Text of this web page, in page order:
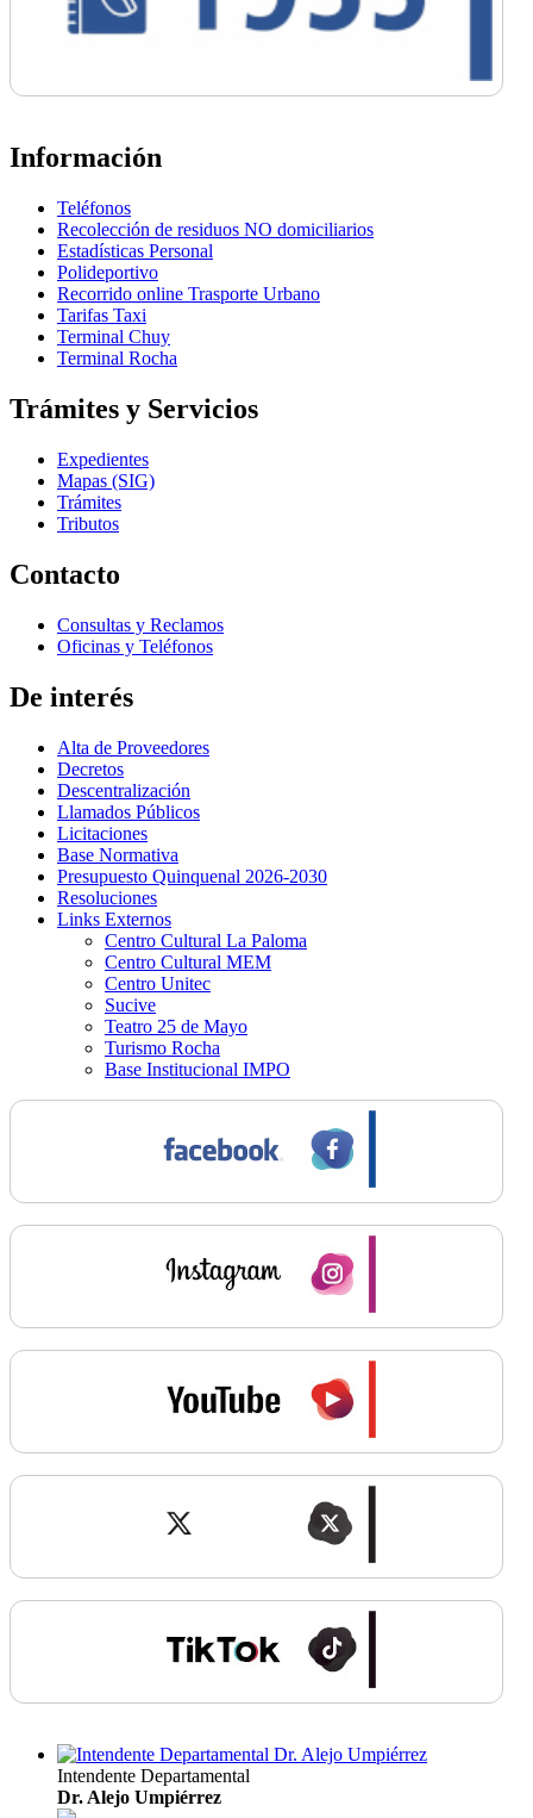
Información
Teléfonos
Recolección de residuos NO domiciliarios
Estadísticas Personal
Polideportivo
Recorrido online Trasporte Urbano
Tarifas Taxi
Terminal Chuy
Terminal Rocha
Trámites y Servicios
Expedientes
Mapas (SIG)
Trámites
Tributos
Contacto
Consultas y Reclamos
Oficinas y Teléfonos
De interés
Alta de Proveedores
Decretos
Descentralización
Llamados Públicos
Licitaciones
Base Normativa
Presupuesto Quinquenal 2026-2030
Resoluciones
Links Externos
Centro Cultural La Paloma
Centro Cultural MEM
Centro Unitec
Sucive
Teatro 25 de Mayo
Turismo Rocha
Base Institucional IMPO
Intendente Departamental
Dr. Alejo Umpiérrez